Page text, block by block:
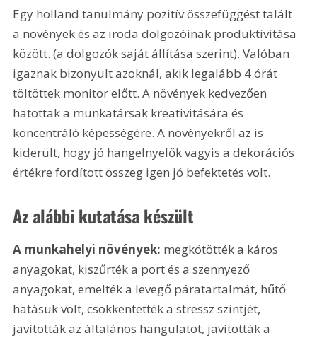
Egy holland tanulmány pozitív összefüggést talált
a növények és az iroda dolgozóinak produktivitása
között. (a dolgozók saját állítása szerint). Valóban
igaznak bizonyult azoknál, akik legalább 4 órát
töltöttek monitor előtt. A növények kedvezően
hatottak a munkatársak kreativitására és
koncentráló képességére. A növényekről az is
kiderült, hogy jó hangelnyelők vagyis a dekorációs
értékre fordított összeg igen jó befektetés volt.
Az alábbi kutatása készült
A munkahelyi növények: megkötötték a káros
anyagokat, kiszűrték a port és a szennyező
anyagokat, emelték a levegő páratartalmát, hűtő
hatásuk volt, csökkentették a stressz szintjét,
javították az általános hangulatot, javították a